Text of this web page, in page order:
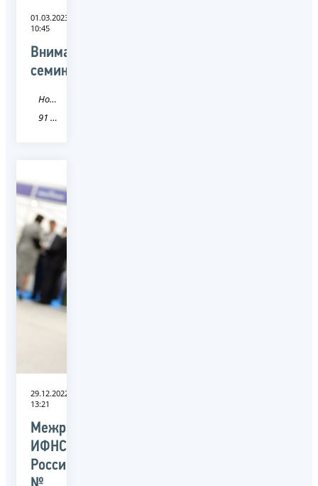
01.03.2023
10:45
Внимание
семинар!
Новость
91 Республика Крым
29.12.2022
13:21
Межрайонная
ИФНС
России